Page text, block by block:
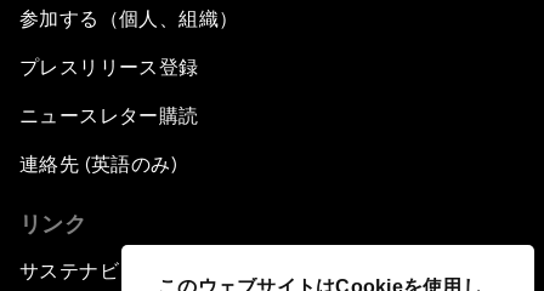
このウェブサイトはCookieを使用し
参加する（個人、組織）
プレスリリース登録
ニュースレター購読
連絡先 (英語のみ)
リンク
サステナビリティへの取り組み